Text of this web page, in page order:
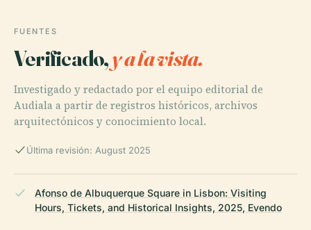
FUENTES
Verificado,y a la vista.
Investigado y redactado por el equipo editorial de
Audiala a partir de registros históricos, archivos
arquitectónicos y conocimiento local.
Última revisión: August 2025
Afonso de Albuquerque Square in Lisbon: Visiting
Hours, Tickets, and Historical Insights, 2025, Evendo